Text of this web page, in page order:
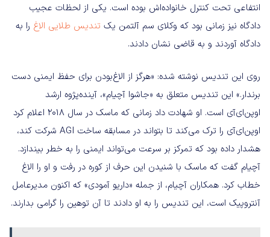
انتفاعی تحت کنترل خانواده‌اش بوده است. یکی از لحظات عجیب
دادگاه نیز زمانی بود که وکلای سم آلتمن یک تندیس طلایی الاغ را به
دادگاه آوردند و به قاضی نشان دادند.
روی این تندیس نوشته شده: «هرگز از الاغ‌بودن برای حفظ ایمنی دست
برندار.» این تندیس متعلق به «جاشوا آچیام»، آینده‌پژوه ارشد
اوپن‌ای‌آی است. او شهادت داد زمانی که ماسک در سال ۲۰۱۸ اعلام کرد
اوپن‌ای‌آی را ترک می‌کند تا بتواند در مسابقه ساخت AGI شرکت کند،
هشدار داده بود که تمرکز بر سرعت می‌تواند ایمنی را به خطر بیندازد.
آچیام گفت که ماسک با شنیدن این حرف از کوره در رفت و او را الاغ
خطاب کرد. همکاران آچیام، از جمله «داریو آمودی» که اکنون مدیرعامل
آنتروپیک است، این تندیس را به او دادند تا آن توهین را گرامی بدارند.